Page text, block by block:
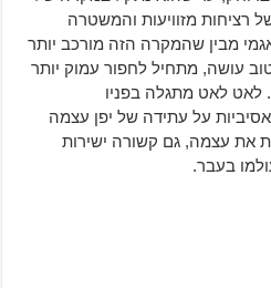
רציחות מזוויעות והמשטרה
מבין שהמקרה הזה מורכב יותר
עושה, מתחיל לחפור עמוק יותר
לאט מתגלה בפניו
על עתידה של יפן עצמה
את עצמה, גם קשורה ישירות
בעבר.